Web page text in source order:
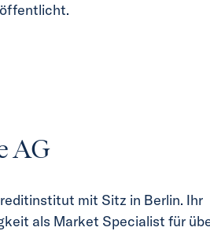
AG
mit Sitz in Berlin. Ihr
als Market Specialist für